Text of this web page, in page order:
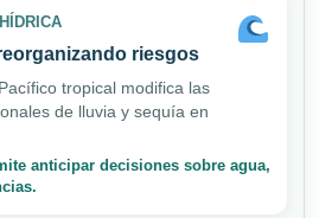
riesgos
tropical modifica las
de lluvia y sequía en
anticipar decisiones sobre agua,